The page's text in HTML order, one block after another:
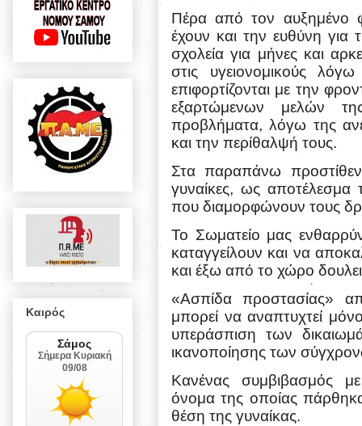
Πέρα από τον αυξημένο
έχουν και την ευθύνη για
σχολεία για μήνες και
στις υγειονομικούς
επιφορτίζονται με την
εξαρτώμενων μελών
προβλήματα, λόγω της
και την περίθαλψή τους.
Στα παραπάνω
γυναίκες, ως αποτέλεσμα
που διαμορφώνουν τους
Το Σωματείο μας
καταγγείλουν και να
και έξω από το χώρο
«Ασπίδα προστασίας»
μπορεί να αναπτυχτεί
υπεράσπιση των
ικανοποίησης των
Κανένας
συμβιβασμός
όνομα της οποίας
θέση της γυναίκας.
Καιρός